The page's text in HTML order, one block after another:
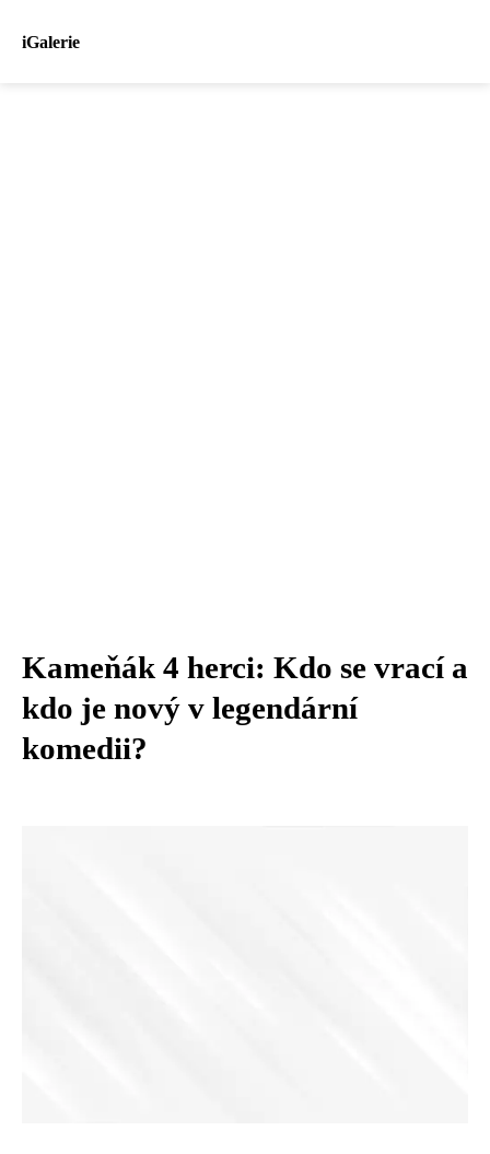
iGalerie
Kameňák 4 herci: Kdo se vrací a
kdo je nový v legendární
komedii?